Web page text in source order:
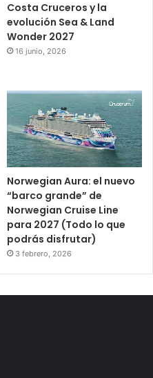
Costa Cruceros y la
evolución Sea & Land
Wonder 2027
16 junio, 2026
Norwegian Aura: el nuevo
“barco grande” de
Norwegian Cruise Line
para 2027 (Todo lo que
podrás disfrutar)
3 febrero, 2026